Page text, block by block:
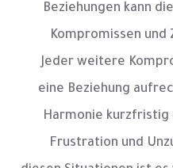
Beziehungen kann
Kompromissen
Jeder weitere
eine Beziehung
Harmonie kurzfristig
Frustration und